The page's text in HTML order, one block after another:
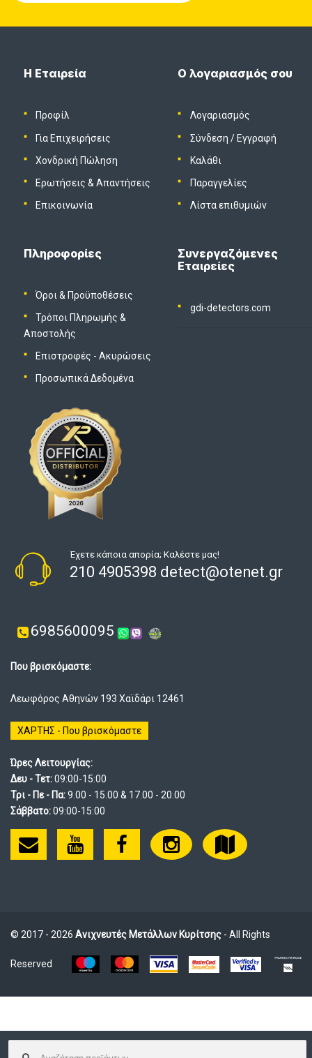
Η Εταιρεία
Προφίλ
Για Επιχειρήσεις
Χονδρική Πώληση
Ερωτήσεις & Απαντήσεις
Επικοινωνία
Ο λογαριασμός σου
Λογαριασμός
Σύνδεση /Εγγραφή
Καλάθι
Παραγγελίες
Λίστα επιθυμιών
Πληροφορίες
Όροι & Προϋποθέσεις
Τρόποι Πληρωμής &
Αποστολής
Επιστροφές - Ακυρώσεις
Προσωπικά Δεδομένα
Συνεργαζόμενες
Εταιρείες
gdi-detectors.com
Έχετε κάποια απορία; Καλέστε μας!
210 4905398 detect@otenet.gr
6985600095
Που βρισκόμαστε:
Λεωφόρος Αθηνών 193 Χαϊδάρι 12461
ΧΑΡΤΗΣ - Που βρισκόμαστε
Ώρες Λειτουργίας:
Δευ - Τετ:09:00-15:00
Τρι - Πε - Πα:9.00 - 15.00 & 17.00 - 20.00
Σάββατο:09:00-15:00
© 2017 - 2026 Ανιχνευτές Μετάλλων Κυρίτσης - All Rights
Reserved
Αναζήτηση